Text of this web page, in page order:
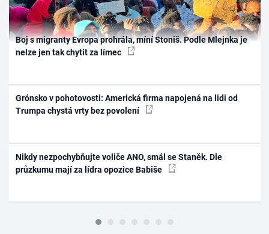
Boj s migranty Evropa prohrála, míní Stoniš. Podle Mlejnka je
nelze jen tak chytit za límec
Grónsko v pohotovosti: Americká firma napojená na lidi od
Trumpa chystá vrty bez povolení
Nikdy nezpochybňujte voliče ANO, smál se Staněk. Dle
průzkumu mají za lídra opozice Babiše